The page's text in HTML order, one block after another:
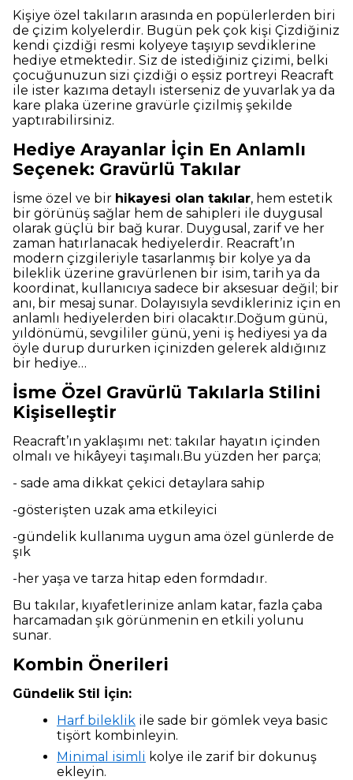
Kişiye özel takıların arasında en popülerlerden biri
de çizim kolyelerdir. Bugün pek çok kişi Çizdiğiniz
kendi çizdiği resmi kolyeye taşıyıp sevdiklerine
hediye etmektedir. Siz de istediğiniz çizimi, belki
çocuğunuzun sizi çizdiği o eşsiz portreyi Reacraft
ile ister kazıma detaylı isterseniz de yuvarlak ya da
kare plaka üzerine gravürle çizilmiş şekilde
yaptırabilirsiniz.
Hediye Arayanlar İçin En Anlamlı
Seçenek: Gravürlü Takılar
İsme özel ve bir hikayesi olan takılar, hem estetik
bir görünüş sağlar hem de sahipleri ile duygusal
olarak güçlü bir bağ kurar. Duygusal, zarif ve her
zaman hatırlanacak hediyelerdir. Reacraft’ın
modern çizgileriyle tasarlanmış bir kolye ya da
bileklik üzerine gravürlenen bir isim, tarih ya da
koordinat, kullanıcıya sadece bir aksesuar değil; bir
anı, bir mesaj sunar. Dolayısıyla sevdikleriniz için en
anlamlı hediyelerden biri olacaktır.Doğum günü,
yıldönümü, sevgililer günü, yeni iş hediyesi ya da
öyle durup dururken içinizden gelerek aldığınız
bir hediye…
İsme Özel Gravürlü Takılarla Stilini
Kişiselleştir
Reacraft’ın yaklaşımı net: takılar hayatın içinden
olmalı ve hikâyeyi taşımalı.Bu yüzden her parça;
- sade ama dikkat çekici detaylara sahip
-gösterişten uzak ama etkileyici
-gündelik kullanıma uygun ama özel günlerde de
şık
-her yaşa ve tarza hitap eden formdadır.
Bu takılar, kıyafetlerinize anlam katar, fazla çaba
harcamadan şık görünmenin en etkili yolunu
sunar.
Kombin Önerileri
Gündelik Stil İçin:
Harf bileklik ile sade bir gömlek veya basic
tişört kombinleyin.
Minimal isimli kolye ile zarif bir dokunuş
ekleyin.